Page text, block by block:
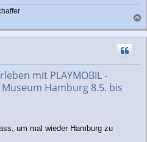
a
c
mit PLAYMOBIL -
Hamburg 8.5. bis
um mal wieder Hamburg zu